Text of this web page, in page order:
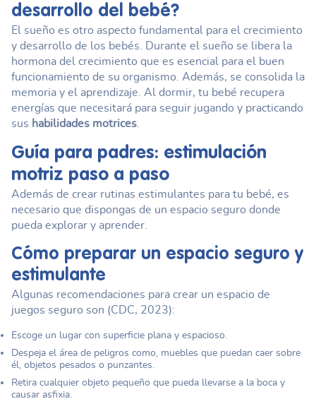
desarrollo del bebé?
El sueño es otro aspecto fundamental para el crecimiento
y desarrollo de los bebés. Durante el sueño se libera la
hormona del crecimiento que es esencial para el buen
funcionamiento de su organismo. Además, se consolida la
memoria y el aprendizaje. Al dormir, tu bebé recupera
energías que necesitará para seguir jugando y practicando
sus habilidades motrices
Guía para padres: estimulación
motriz paso a paso
Además de crear rutinas estimulantes para tu bebé, es
necesario que dispongas de un espacio seguro donde
pueda explorar y aprender.
Cómo preparar un espacio seguro y
estimulante
Algunas recomendaciones para crear un espacio de
juegos seguro son (CDC, 2023):
Escoge un lugar con superficie plana y espacioso.
Despeja el área de peligros como, muebles que puedan caer sobre
él, objetos pesados o punzantes.
Retira cualquier objeto pequeño que pueda llevarse a la boca y
causar asfixia.